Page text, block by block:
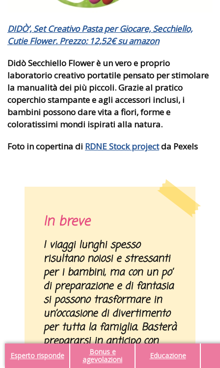
Esperto risponde
Bonus e
agevolazioni
Educazione
DIDÒ’, Set Creativo Pasta per Giocare, Secchiello,
Cutie Flower. Prezzo: 12,52€ su amazon
Didò Secchiello Flower è un vero e proprio
laboratorio creativo portatile pensato per stimolare
la manualità dei più piccoli. Grazie al pratico
coperchio stampante e agli accessori inclusi, i
bambini possono dare vita a fiori, forme e
coloratissimi mondi ispirati alla natura.
Foto in copertina di RDNE Stock projectda Pexels
In breve
I viaggi lunghi spesso
risultano noiosi e stressanti
per i bambini, ma con un po’
di preparazione e di fantasia
si possono trasformare in
un’occasione di divertimento
per tutta la famiglia. Basterà
prepararsi in anticipo con
giochi e attività da proporre